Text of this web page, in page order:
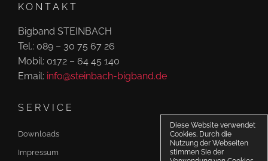
KONTAKT
Bigband STEINBACH
Tel.: 089 – 30 75 67 26
Mobil: 0172 – 64 45 140
Email: info@steinbach-bigband.de
SERVICE
Downloads
Impressum
Diese Website verwendet
Cookies. Durch die
Nutzung der Webseiten
stimmen Sie der